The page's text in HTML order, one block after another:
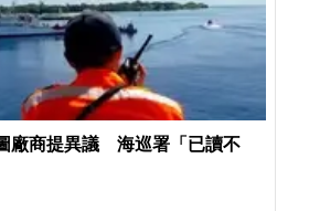
廠商提異議 海巡署「已讀不